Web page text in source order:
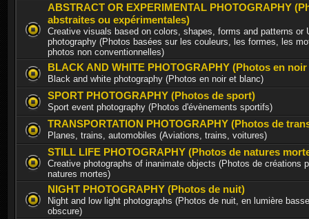
ABSTRACT OR EXPERIMENTAL PHOTOGRAPHY
abstraites ou expérimentales)
Creative visuals based on colors, shapes, forms and patterns or
photography (Photos basées sur les couleurs, les formes, les
photos non conventionnelles)
BLACK AND WHITE PHOTOGRAPHY (Photos en
Black and white photography (Photos en noir et blanc)
SPORT PHOTOGRAPHY (Photos de sport)
Sport event photography (Photos d'évènements sportifs)
TRANSPORTATION PHOTOGRAPHY (Photos de
Planes, trains, automobiles (Aviations, trains, voitures)
STILL LIFE PHOTOGRAPHY (Photos de natures
Creative photographs of inanimate objects (Photos de créations
natures mortes)
NIGHT PHOTOGRAPHY (Photos de nuit)
Night and low light photographs (Photos de nuit, en lumière
obscure)